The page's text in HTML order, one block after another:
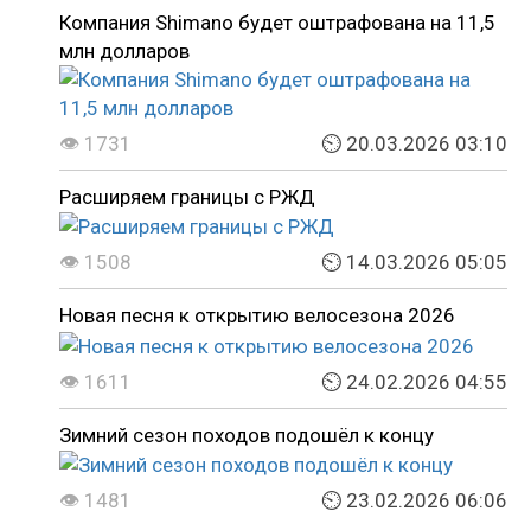
Компания Shimano будет оштрафована на 11,5
млн долларов
👁 1731 ⏲ 20.03.2026 03:10
Расширяем границы с РЖД
👁 1508 ⏲ 14.03.2026 05:05
Новая песня к открытию велосезона 2026
👁 1611 ⏲ 24.02.2026 04:55
Зимний сезон походов подошёл к концу
👁 1481 ⏲ 23.02.2026 06:06